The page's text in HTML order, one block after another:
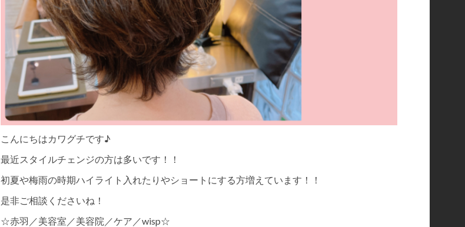
こんにちはカワグチです♪
最近スタイルチェンジの方は多いです！！
初夏や梅雨の時期ハイライト入れたりやショートにする方増えています！！
是非ご相談くださいね！
☆赤羽／美容室／美容院／ケア／wisp☆